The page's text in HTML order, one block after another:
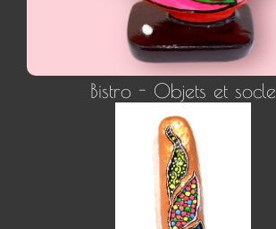
Bistro - Objets et socle